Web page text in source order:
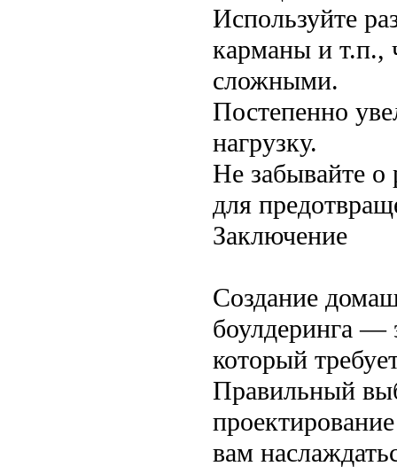
Используйте
карманы и т.п.,
сложными.
Постепенно
нагрузку.
Не забывайте о
для
Заключение
Создание
боулдеринга —
который
Правильный
вам